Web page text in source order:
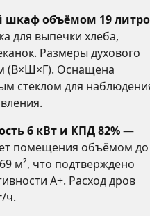
шкаф объёмом 19
для выпечки хлеба,
Размеры духового
(В×Ш×Г). Оснащена
стеклом для
6 кВт и КПД 82%—
помещения объёмом до
м², что подтверждено
A+. Расход дров
ч.